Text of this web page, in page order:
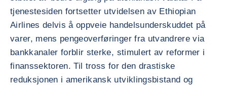
tjenestesiden fortsetter utvidelsen av Ethiopian
Airlines delvis å oppveie handelsunderskuddet på
varer, mens pengeoverføringer fra utvandrere via
bankkanaler forblir sterke, stimulert av reformer i
finanssektoren. Til tross for den drastiske
reduksjonen i amerikansk utviklingsbistand og